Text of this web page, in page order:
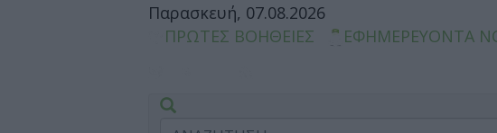
Παρασκευή, 07.08.2026
ΠΡΩΤΕΣ ΒΟΗΘΕΙΕΣ
ΕΦΗΜΕΡΕΥΟΝΤΑ